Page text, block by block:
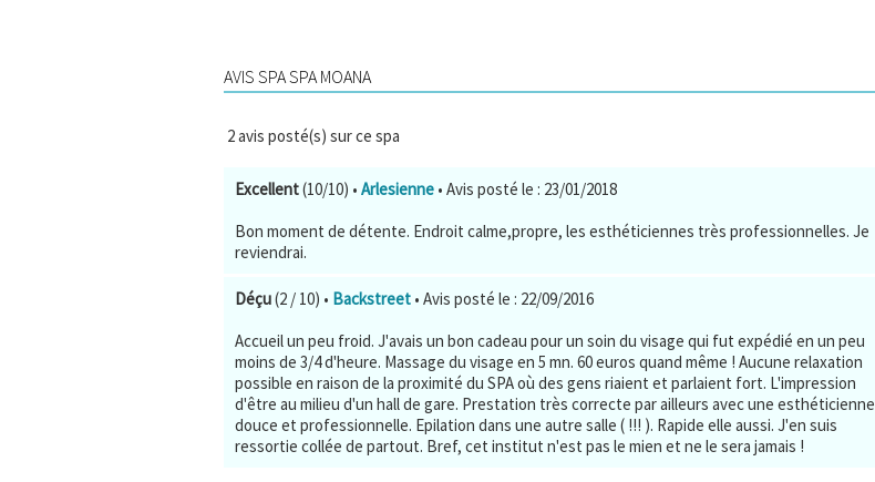
AVIS SPA SPA MOANA
2avis posté(s) sur ce spa
Excellent(10/10) • Arlesienne • Avis posté le : 23/01/2018
Bon moment de détente. Endroit calme,propre, les esthéticiennes très professionnelles. Je
reviendrai.
Déçu(2 / 10) • Backstreet • Avis posté le : 22/09/2016
Accueil un peu froid. J'avais un bon cadeau pour un soin du visage qui fut expédié en un peu
moins de 3/4 d'heure. Massage du visage en 5 mn. 60 euros quand même ! Aucune relaxation
possible en raison de la proximité du SPA où des gens riaient et parlaient fort. L'impression
d'être au milieu d'un hall de gare. Prestation très correcte par ailleurs avec une esthéticienne
douce et professionnelle. Epilation dans une autre salle ( !!! ). Rapide elle aussi. J'en suis
ressortie collée de partout. Bref, cet institut n'est pas le mien et ne le sera jamais !